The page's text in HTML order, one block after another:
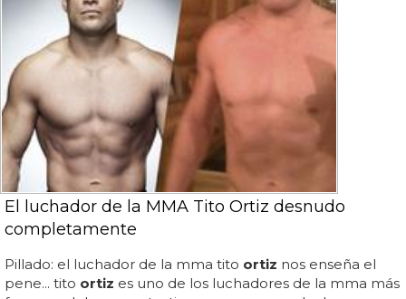
El luchador de la MMA Tito Ortiz desnudo
completamente
Pillado: el luchador de la mma tito ortiz nos enseña el
pene... tito ortiz es uno de los luchadores de la mma más